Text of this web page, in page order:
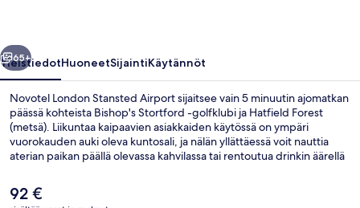
Seuraava
65+
YleistiedotHuoneetSijaintiKäytännöt
Novotel London Stansted Airport sijaitsee vain 5 minuutin ajomatkan
päässä kohteista Bishop's Stortford -golfklubi ja Hatfield Forest
(metsä). Liikuntaa kaipaavien asiakkaiden käytössä on ympäri
vuorokauden auki oleva kuntosali, ja nälän yllättäessä voit nauttia
aterian paikan päällä olevassa kahvilassa tai rentoutua drinkin äärellä
henkilökunta ja aamupala ovat myös asioita, joita matkailijat
arvostavat.
Nykyinen
hinta
92 €